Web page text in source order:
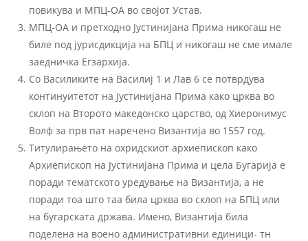
повикува и МПЦ-ОА во својот Устав.
МПЦ-ОА и претходно Јустинијана Прима никогаш не
биле под јурисдикција на БПЦ и никогаш не сме имале
заедничка Егзархија.
Со Василиките на Василиј 1 и Лав 6 се потврдува
континуитетот на Јустинијана Прима како црква во
склоп на Второто македонско царство, од Хиеронимус
Волф за прв пат наречено Византија во 1557 год.
Титулирањето на охридскиот архиепископ како
Архиепископ на Јустинијана Прима и цела Бугарија е
поради тематското уредување на Византија, а не
поради тоа што таа била црква во склоп на БПЦ или
на бугарската држава. Имено, Византија била
поделена на воено административни единици- тн